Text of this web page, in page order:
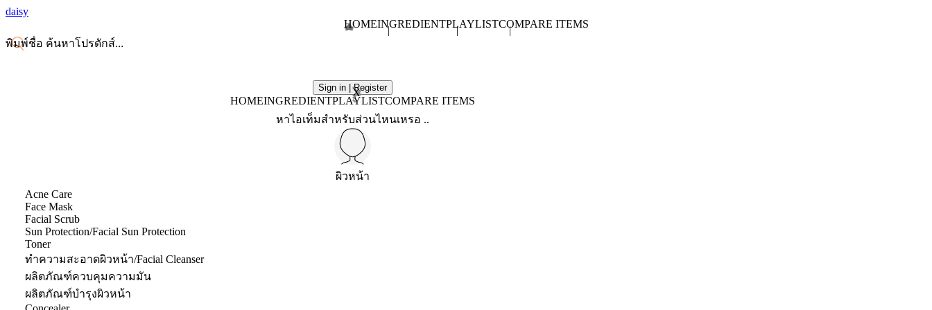
daisy
HOMEINGREDIENTPLAYLISTCOMPARE ITEMS
Sign in | Register
X
HOMEINGREDIENTPLAYLISTCOMPARE ITEMS
หาไอเท็มสำหรับส่วนไหนเหรอ ..
ผิวหน้า
Acne Care
Face Mask
Facial Scrub
Sun Protection/Facial Sun Protection
Toner
ทำความสะอาดผิวหน้า/Facial Cleanser
ผลิตภัณฑ์ควบคุมความมัน
ผลิตภัณฑ์บำรุงผิวหน้า